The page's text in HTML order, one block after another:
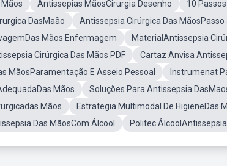
Antissepias MãosCirurgia Desenho
10
DasMaão
Antissepsia Cirúrgica Das MãosPasso
Mãos Enfermagem
MaterialAntissepsia
Cirúrgica Das Mãos PDF
Cartaz Anvisa
MãosParamentação E Asseio Pessoal
Instrumenat
Mãos
Soluções Para Antissepsia
Mãos
Estrategia Multimodal De HigieneDas
Das MãosCom Álcool
Politec